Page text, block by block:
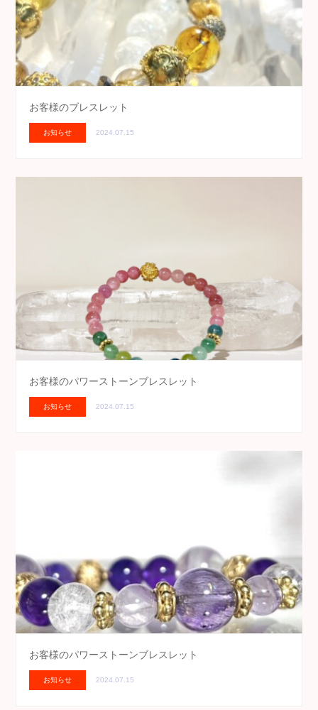
お客様のブレスレット
お知らせ 2024.07.15
お客様のパワーストーンブレスレット
お知らせ 2024.07.15
お客様のパワーストーンブレスレット
お知らせ 2024.07.15